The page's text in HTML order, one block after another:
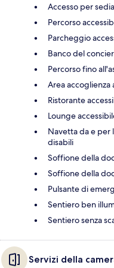
Accesso per
Percorso
Parcheggio
Banco del
Percorso fino
Area accoglienza
Ristorante
Lounge
Navetta da e per
disabili
Soffione della
Soffione della
Pulsante di
Sentiero ben
Sentiero senza
Servizi della